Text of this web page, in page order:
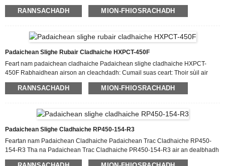
uachdaran, leithid ùir sgaoilte, cruadhtan agus asfalt, aon de na prìomh
bhuannachdan aige. Eadhon air uachdaran tais no sleamhainn, tha
sònraichte de padaichean slighe cladhaiche, a chuireas stad air
sleamhnachadh. Tha padaichean rubair airson cladhaichean air leth
freagarrach airson pròiseactan togail rathaidean agus cruth-tìre leis nach eil
RANNSACHADH MION-FHIOSRACHADH
Padaichean Slighe Rubair Cladhaiche HXPCT-450F
Feart nam padaichean cladhaiche Padaichean slighe cladhaiche HXPCT-
450F Rabhaidhean airson an cleachdadh: Cumail suas ceart: Thoir sùil air
padaichean slighe cladhaiche gu cunbhalach airson comharran caitheamh,
milleadh no crìonadh. Cuir padaichean slighe caite no millte nan àite gus an
Cuideam: Lean na crìochan cuideam a thathar a’ moladh airson do
chladhaiche agus padaichean slighe gus casg a chuir air cus luchdachadh, a
dh’ fhaodadh caitheamh ro-luath agus cunnartan sàbhailteachd
obrachadh...
RANNSACHADH MION-FHIOSRACHADH
Padaichean Slighe Cladhaiche RP450-154-R3
Feartan nam Padaichean Cladhaiche Padaichean Trac Cladhaiche RP450-
154-R3 Tha na Padaichean Trac Cladhaiche PR450-154-R3 air an dealbhadh
gus coileanadh agus seasmhachd air leth a thoirt seachad airson